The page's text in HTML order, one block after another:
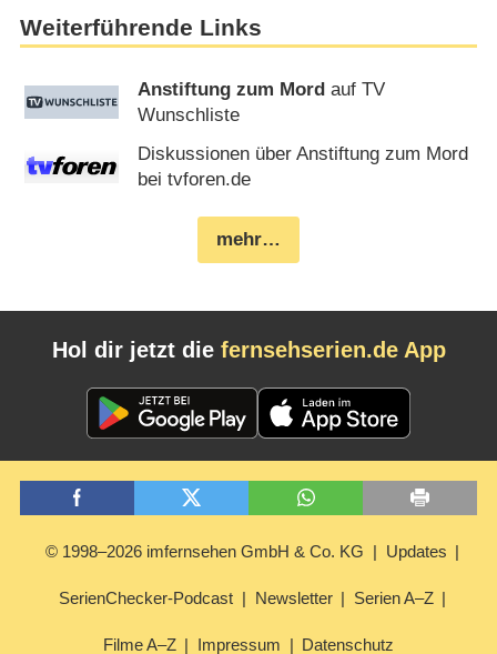
Weiterführende Links
Anstiftung zum Mord auf TV
Wunschliste
Diskussionen über Anstiftung zum Mord
bei tvforen.de
mehr…
Hol dir jetzt die fernsehserien.de App
© 1998–2026 imfernsehen GmbH & Co. KG Updates
SerienChecker-Podcast Newsletter Serien A–Z
Filme A–Z Impressum Datenschutz